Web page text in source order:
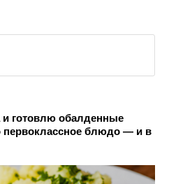
готовлю обалденные
блюдо — и в